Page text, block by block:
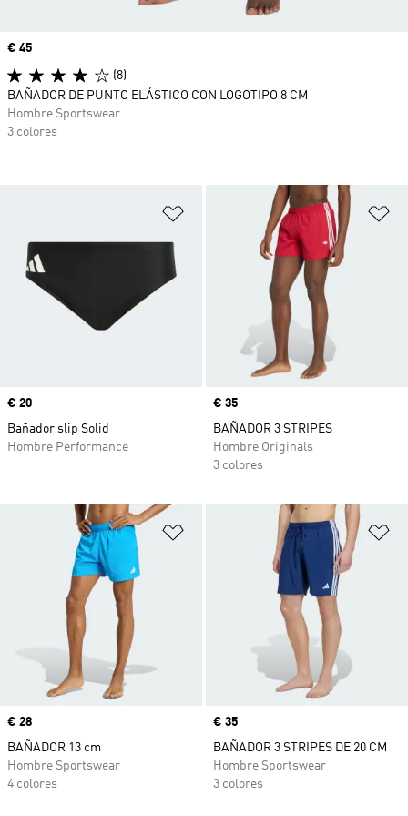
Añadir a la lista de deseos
Precio
€ 20
Bañador slip Solid
Hombre Performance
Precio
€ 35
BAÑADOR 3 STRIPES
Hombre Originals
3 colores
Añadir a la lista de deseos
Precio
€ 28
BAÑADOR 13 cm
Hombre Sportswear
4 colores
Precio
€ 35
BAÑADOR 3 STRIPES DE 20 CM
Hombre Sportswear
3 colores
Precio
€ 45
(8)
BAÑADOR DE PUNTO ELÁSTICO CON LOGOTIPO 8 CM
Hombre Sportswear
3 colores